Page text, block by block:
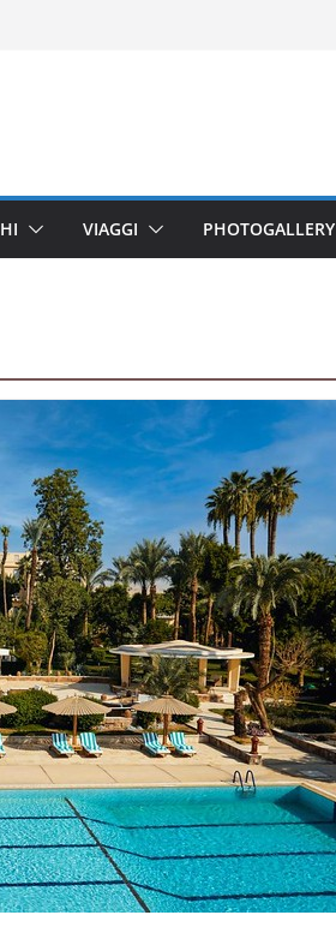
VIAGGI PHOTOGALLERY